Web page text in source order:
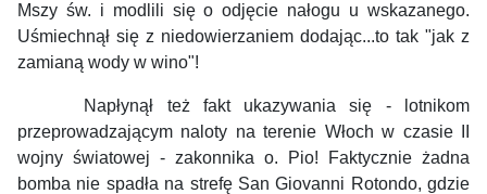
Mszy św. i modlili się o odjęcie nałogu u wskazanego.
Uśmiechnął się z niedowierzaniem dodając...to tak "jak z
zamianą wody w wino"!
Napłynął też fakt ukazywania się - lotnikom
przeprowadzającym naloty na terenie Włoch w czasie II
wojny światowej - zakonnika o. Pio! Faktycznie żadna
bomba nie spadła na strefę San Giovanni Rotondo, gdzie